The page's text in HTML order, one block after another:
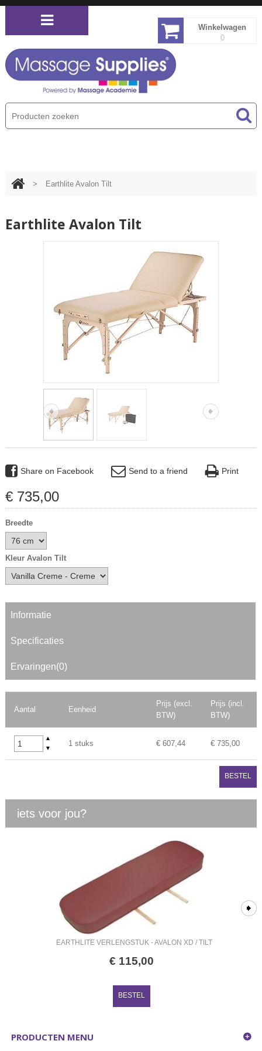
Winkelwagen
0
> Earthlite Avalon Tilt
Share on Facebook Send to a friend Print
Earthlite Avalon Tilt
€ 735,00
Breedte
Kleur Avalon Tilt
Informatie
Specificaties
Ervaringen(0)
Aantal Eenheid
Prijs (excl.
BTW)
Prijs (incl.
BTW)
▲
▼
1 stuks € 607,44 € 735,00
BESTEL
iets voor jou?
EARTHLITE VERLENGSTUK - AVALON XD / TILT
€ 115,00
BESTEL
PRODUCTEN MENU